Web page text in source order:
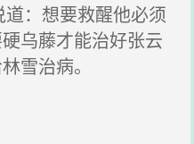
：想要救醒他必须
乌藤才能治好张云
雪治病。